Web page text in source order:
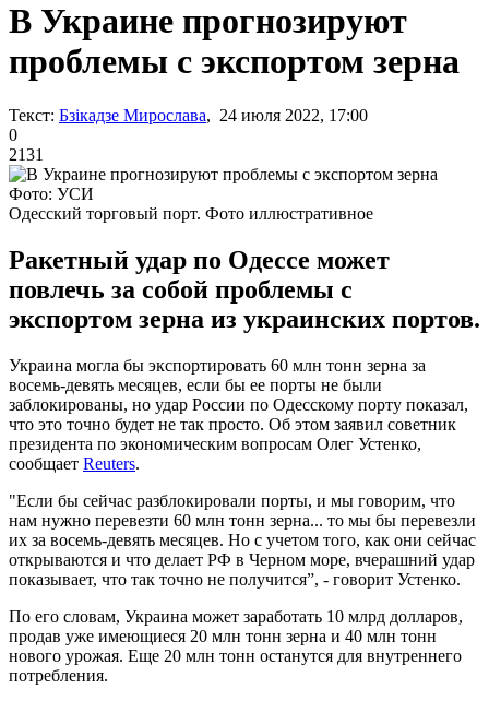
В Украине прогнозируют
проблемы с экспортом зерна
Текст: Бзікадзе Мирослава, 24 июля 2022, 17:00
0
2131
Фото: УСИ
Одесский торговый порт. Фото иллюстративное
Ракетный удар по Одессе может
повлечь за собой проблемы с
экспортом зерна из украинских портов.
Украина могла бы экспортировать 60 млн тонн зерна за
восемь-девять месяцев, если бы ее порты не были
заблокированы, но удар России по Одесскому порту показал,
что это точно будет не так просто. Об этом заявил советник
президента по экономическим вопросам Олег Устенко,
сообщает Reuters.
"Если бы сейчас разблокировали порты, и мы говорим, что
нам нужно перевезти 60 млн тонн зерна... то мы бы перевезли
их за восемь-девять месяцев. Но с учетом того, как они сейчас
открываются и что делает РФ в Черном море, вчерашний удар
показывает, что так точно не получится”, - говорит Устенко.
По его словам, Украина может заработать 10 млрд долларов,
продав уже имеющиеся 20 млн тонн зерна и 40 млн тонн
нового урожая. Еще 20 млн тонн останутся для внутреннего
потребления.